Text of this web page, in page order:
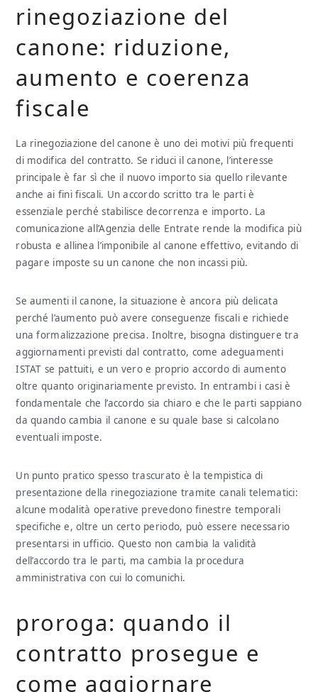
rinegoziazione del
canone: riduzione,
aumento e coerenza
fiscale
La rinegoziazione del canone è uno dei motivi più frequenti
di modifica del contratto. Se riduci il canone, l’interesse
principale è far sì che il nuovo importo sia quello rilevante
anche ai fini fiscali. Un accordo scritto tra le parti è
essenziale perché stabilisce decorrenza e importo. La
comunicazione all’Agenzia delle Entrate rende la modifica più
robusta e allinea l’imponibile al canone effettivo, evitando di
pagare imposte su un canone che non incassi più.
Se aumenti il canone, la situazione è ancora più delicata
perché l’aumento può avere conseguenze fiscali e richiede
una formalizzazione precisa. Inoltre, bisogna distinguere tra
aggiornamenti previsti dal contratto, come adeguamenti
ISTAT se pattuiti, e un vero e proprio accordo di aumento
oltre quanto originariamente previsto. In entrambi i casi è
fondamentale che l’accordo sia chiaro e che le parti sappiano
da quando cambia il canone e su quale base si calcolano
eventuali imposte.
Un punto pratico spesso trascurato è la tempistica di
presentazione della rinegoziazione tramite canali telematici:
alcune modalità operative prevedono finestre temporali
specifiche e, oltre un certo periodo, può essere necessario
presentarsi in ufficio. Questo non cambia la validità
dell’accordo tra le parti, ma cambia la procedura
amministrativa con cui lo comunichi.
proroga: quando il
contratto prosegue e
come aggiornare